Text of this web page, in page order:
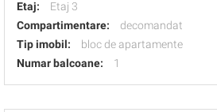
Etaj:
Etaj 3
Compartimentare:
decomandat
Tip imobil:
bloc de apartamente
Numar balcoane:
1